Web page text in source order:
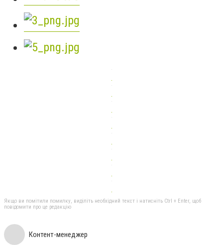
Якщо ви помітили помилку, виділіть необхідний текст і натисніть Ctrl + Enter, щоб
повідомити про це редакцію
Контент-менеджер